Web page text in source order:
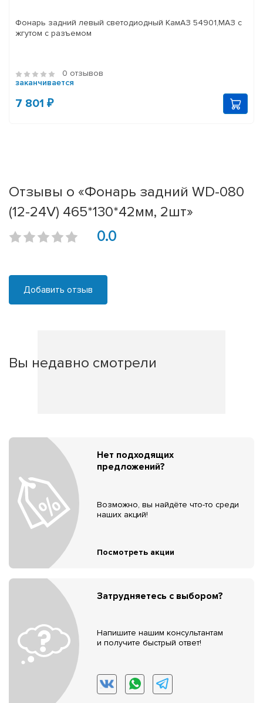
Фонарь задний левый светодиодный КамАЗ 54901,МАЗ с
жгутом с разъемом
0 отзывов
заканчивается
7 801 ₽
Отзывы о «Фонарь задний WD-080
(12-24V) 465*130*42мм, 2шт»
0.0
Добавить отзыв
Вы недавно смотрели
Нет подходящих
предложений?
Возможно, вы найдёте что-то среди
наших акций!
Посмотреть акции
Затрудняетесь с выбором?
Напишите нашим консультантам
и получите быстрый ответ!